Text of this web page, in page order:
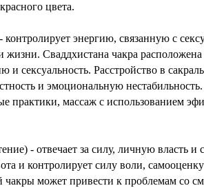
цвета.
контролирует энергию, связанную с
Сваддхистана чакра
и сексуальность. Расстройство в
и эмоциональную
практики, массаж с использованием
- отвечает за силу, личную власть
и контролирует силу воли,
чакры может привести к проблемам со